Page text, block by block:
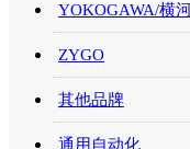
YOKOGAWA/横
ZYGO
其他品牌
通用自动化